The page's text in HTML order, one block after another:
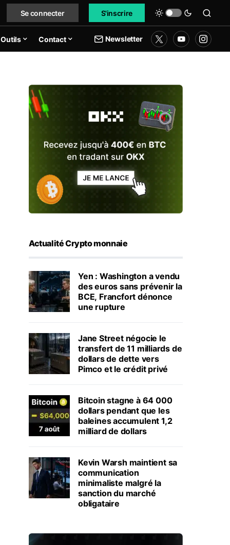
Se connecter S'inscrire
Outils Contact Newsletter
Actualité Crypto monnaie
Yen : Washington a vendu
des euros sans prévenir la
BCE, Francfort dénonce
une rupture
Jane Street négocie le
transfert de 11 milliards de
dollars de dette vers
Pimco et le crédit privé
Bitcoin stagne à 64 000
dollars pendant que les
baleines accumulent 1,2
milliard de dollars
Kevin Warsh maintient sa
communication
minimaliste malgré la
sanction du marché
obligataire